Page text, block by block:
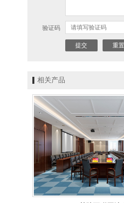
验证码
相关产品